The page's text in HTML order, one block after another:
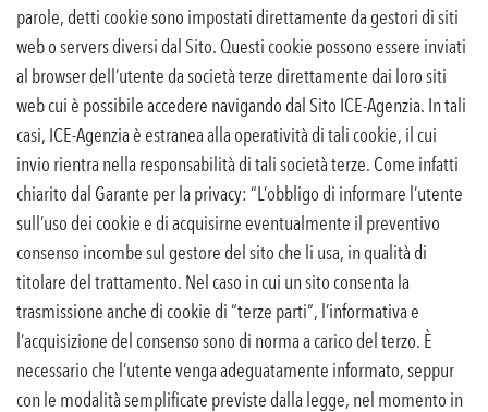
parole, detti cookie sono impostati direttamente da gestori di siti
web o servers diversi dal Sito. Questi cookie possono essere inviati
al browser dell’utente da società terze direttamente dai loro siti
web cui è possibile accedere navigando dal Sito ICE-Agenzia. In tali
casi, ICE-Agenzia è estranea alla operatività di tali cookie, il cui
invio rientra nella responsabilità di tali società terze. Come infatti
chiarito dal Garante per la privacy: “L’obbligo di informare l’utente
sull’uso dei cookie e di acquisirne eventualmente il preventivo
consenso incombe sul gestore del sito che li usa, in qualità di
titolare del trattamento. Nel caso in cui un sito consenta la
trasmissione anche di cookie di “terze parti”, l’informativa e
l’acquisizione del consenso sono di norma a carico del terzo. È
necessario che l’utente venga adeguatamente informato, seppur
con le modalità semplificate previste dalla legge, nel momento in